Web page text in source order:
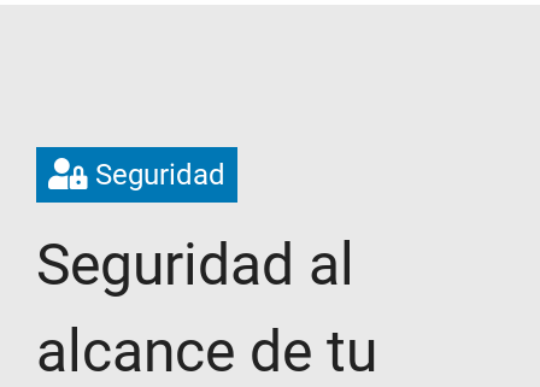
Seguridad
Seguridad al
alcance de tu